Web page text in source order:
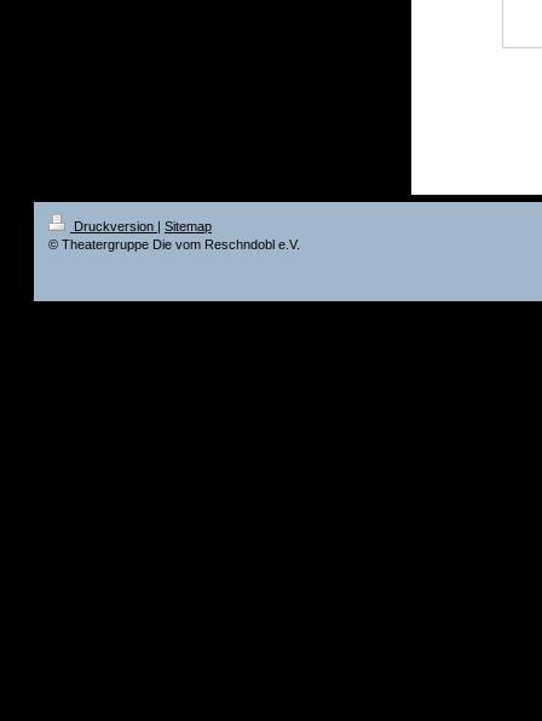
Druckversion | Sitemap
© Theatergruppe Die vom Reschndobl e.V.